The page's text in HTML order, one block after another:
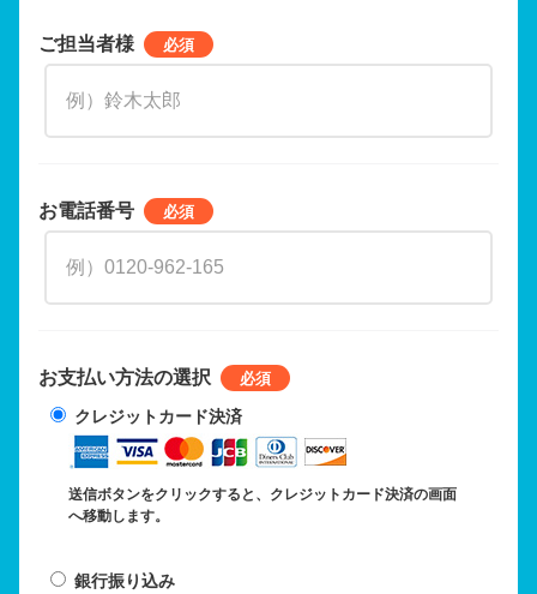
ご担当者様
お電話番号
お支払い方法の選択
クレジットカード決済
送信ボタンをクリックすると、クレジットカード決済の画面
へ移動します。
銀行振り込み